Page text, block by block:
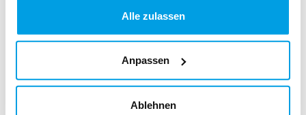
Alle zulassen
Anpassen
Ablehnen